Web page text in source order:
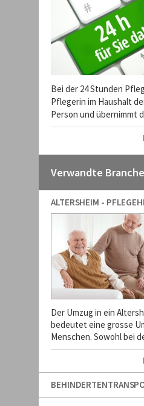
Bei der 24 Stunden
Pflegerin im Haushalt
Person und übernimmt
Verwandte
ALTERSHEIM -
Der Umzug in ein
bedeutet eine grosse
Menschen. Sowohl bei